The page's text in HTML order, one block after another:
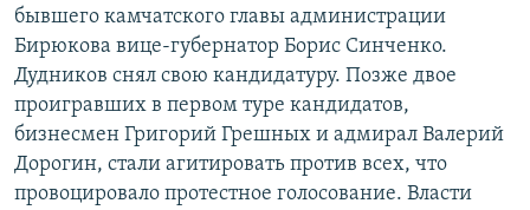
бывшего камчатского главы администрации
Бирюкова вице-губернатор Борис Синченко.
Дудников снял свою кандидатуру. Позже двое
проигравших в первом туре кандидатов,
бизнесмен Григорий Грешных и адмирал Валерий
Дорогин, стали агитировать против всех, что
провоцировало протестное голосование. Власти